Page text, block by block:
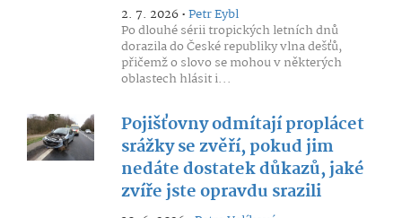
2. 7. 2026 •Petr Eybl
Po dlouhé sérii tropických letních dnů
dorazila do České republiky vlna dešťů,
přičemž o slovo se mohou v některých
oblastech hlásit i...
Pojišťovny odmítají proplácet
srážky se zvěří, pokud jim
nedáte dostatek důkazů, jaké
zvíře jste opravdu srazili